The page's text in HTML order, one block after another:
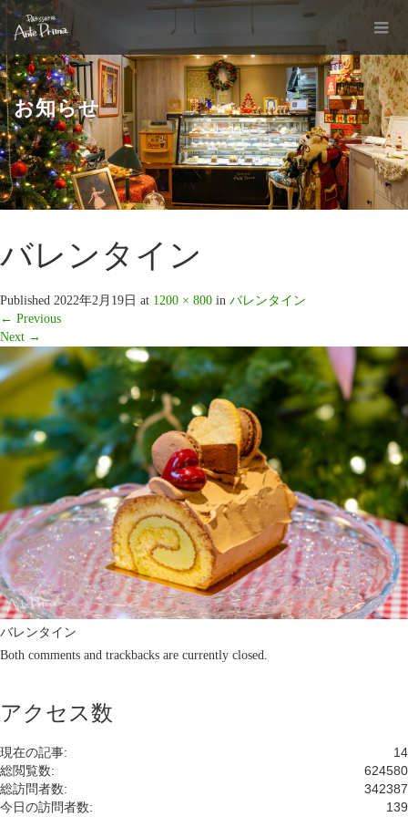
お知らせ
バレンタイン
Published 2022年2月19日 at 1200 × 800 in バレンタイン
← Previous
Next →
バレンタイン
Both comments and trackbacks are currently closed.
アクセス数
14
現在の記事:
624580
総閲覧数:
342387
総訪問者数:
139
今日の訪問者数: